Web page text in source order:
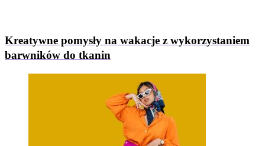
Kreatywne pomysły na wakacje z wykorzystaniem
barwników do tkanin